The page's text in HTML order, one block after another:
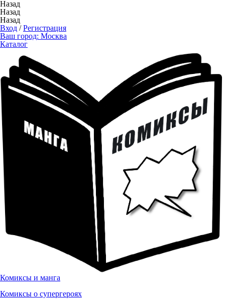
Назад
Назад
Назад
Вход /Регистрация
Ваш город: Москва
Каталог
Комиксы и манга
Комиксы о супергероях